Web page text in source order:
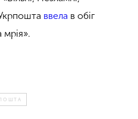
ввела в обіг
мрія».